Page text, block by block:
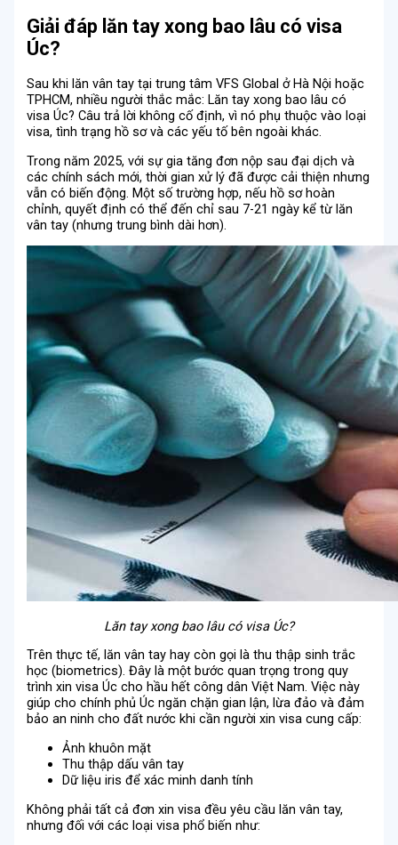
Giải đáp lăn tay xong bao lâu có visa
Úc?
Sau khi lăn vân tay tại trung tâm VFS Global ở Hà Nội hoặc
TPHCM, nhiều người thắc mắc: Lăn tay xong bao lâu có
visa Úc? Câu trả lời không cố định, vì nó phụ thuộc vào loại
visa, tình trạng hồ sơ và các yếu tố bên ngoài khác.
Trong năm 2025, với sự gia tăng đơn nộp sau đại dịch và
các chính sách mới, thời gian xử lý đã được cải thiện nhưng
vẫn có biến động. Một số trường hợp, nếu hồ sơ hoàn
chỉnh, quyết định có thể đến chỉ sau 7-21 ngày kể từ lăn
vân tay (nhưng trung bình dài hơn).
Lăn tay xong bao lâu có visa Úc?
Trên thực tế, lăn vân tay hay còn gọi là thu thập sinh trắc
học (biometrics). Đây là một bước quan trọng trong quy
trình xin visa Úc cho hầu hết công dân Việt Nam. Việc này
giúp cho chính phủ Úc ngăn chặn gian lận, lừa đảo và đảm
bảo an ninh cho đất nước khi cần người xin visa cung cấp:
Ảnh khuôn mặt
Thu thập dấu vân tay
Dữ liệu iris để xác minh danh tính
Không phải tất cả đơn xin visa đều yêu cầu lăn vân tay,
nhưng đối với các loại visa phổ biến như: